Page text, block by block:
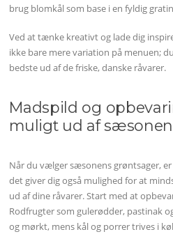
brug blomkål som base i en fyldig
Ved at tænke kreativt og lade dig
ikke bare mere variation på menuen;
bedste ud af de friske, danske råvarer.
Madspild og
muligt ud af
Når du vælger sæsonens grøntsager,
det giver dig også mulighed for at
ud af dine råvarer. Start med at
Rodfrugter som gulerødder, pastinak
og mørkt, mens kål og porrer trives i